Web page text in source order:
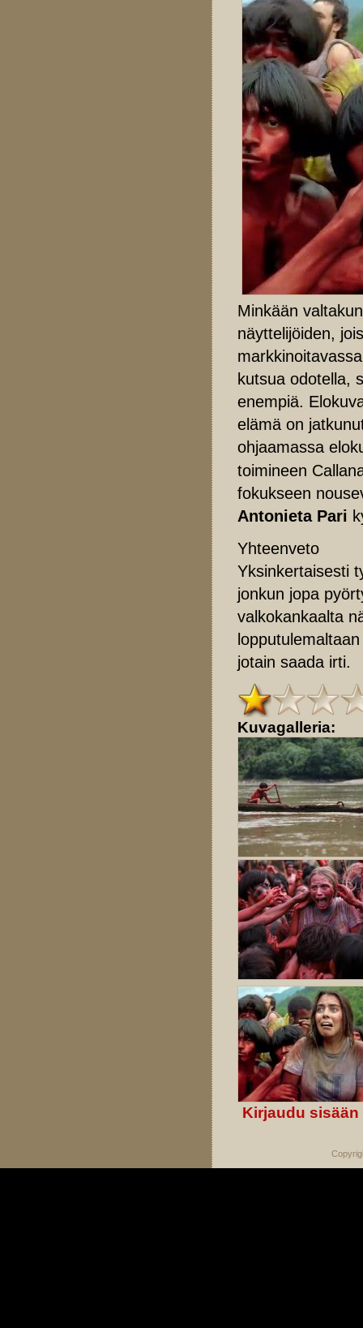
Minkään
näyttelijöiden,
kutsua odotella,
enempiä.
elämä on
ohjaamassa
toimineen
fokukseen
Antonieta Pari
Yhteenveto
Yksinkertaisesti
jonkun jopa
valkokankaalta
jotain saada irti.
Kuvagalleria:
Kirjaudu sisään